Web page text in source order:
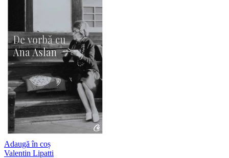
Adaugă în coș
Valentin Lipatti